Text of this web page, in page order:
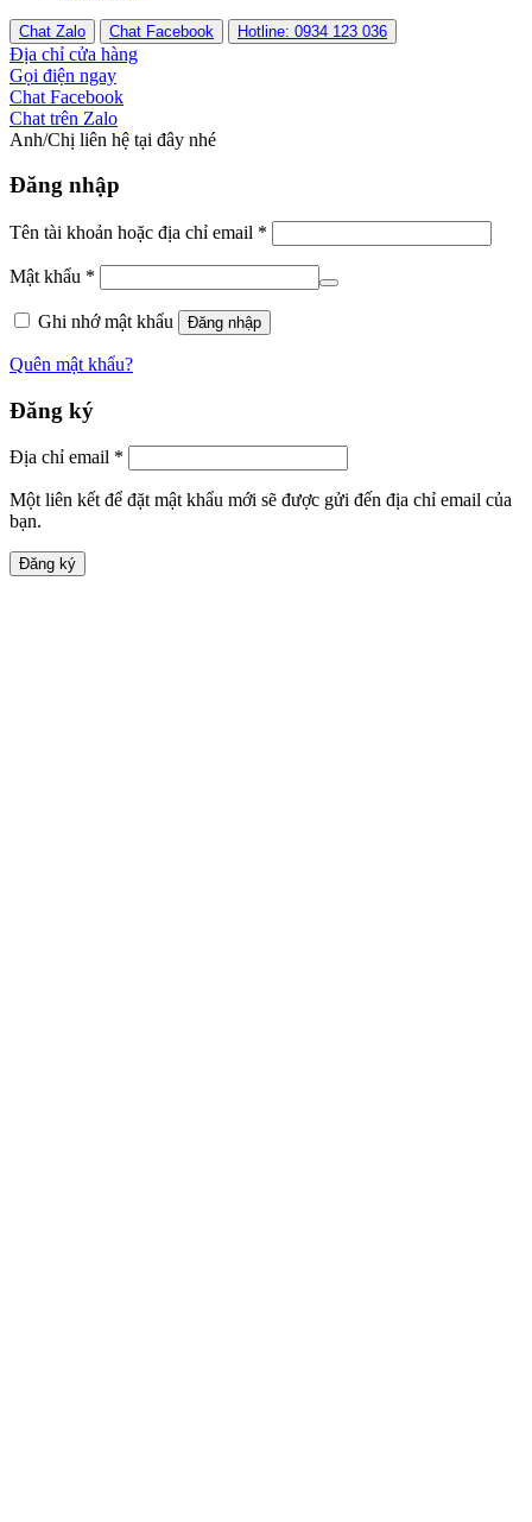
Chat Zalo Chat Facebook Hotline: 0934 123 036
Địa chỉ cửa hàng
Gọi điện ngay
Chat Facebook
Chat trên Zalo
Anh/Chị liên hệ tại đây nhé
Đăng nhập
Tên tài khoản hoặc địa chỉ email *
Mật khẩu *
Ghi nhớ mật khẩu Đăng nhập
Quên mật khẩu?
Đăng ký
Địa chỉ email *
Một liên kết để đặt mật khẩu mới sẽ được gửi đến địa chỉ email của
bạn.
Đăng ký